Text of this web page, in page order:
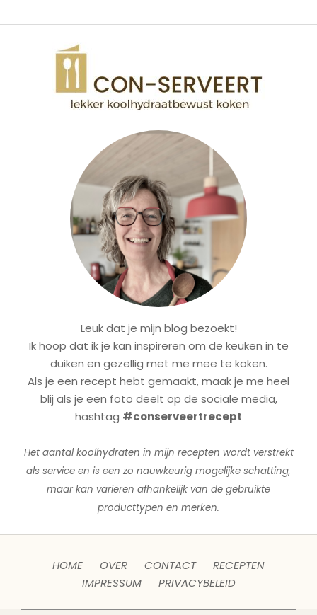
Leuk dat je mijn blog bezoekt!
Ik hoop dat ik je kan inspireren om de keuken in te
duiken en gezellig met me mee te koken.
Als je een recept hebt gemaakt, maak je me heel
blij als je een foto deelt op de sociale media,
hashtag #conserveertrecept
Het aantal koolhydraten in mijn recepten wordt verstrekt
als service en is een zo nauwkeurig mogelijke schatting,
maar kan variëren afhankelijk van de gebruikte
producttypen en merken.
HOME OVER CONTACT
RECEPTEN
IMPRESSUM
PRIVACYBELEID